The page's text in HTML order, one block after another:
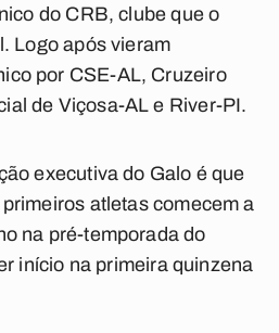
do CRB, clube que o
Logo após vieram
por CSE-AL, Cruzeiro
de Viçosa-AL e River-PI.
executiva do Galo é que
atletas comecem a
na pré-temporada do
início na primeira quinzena